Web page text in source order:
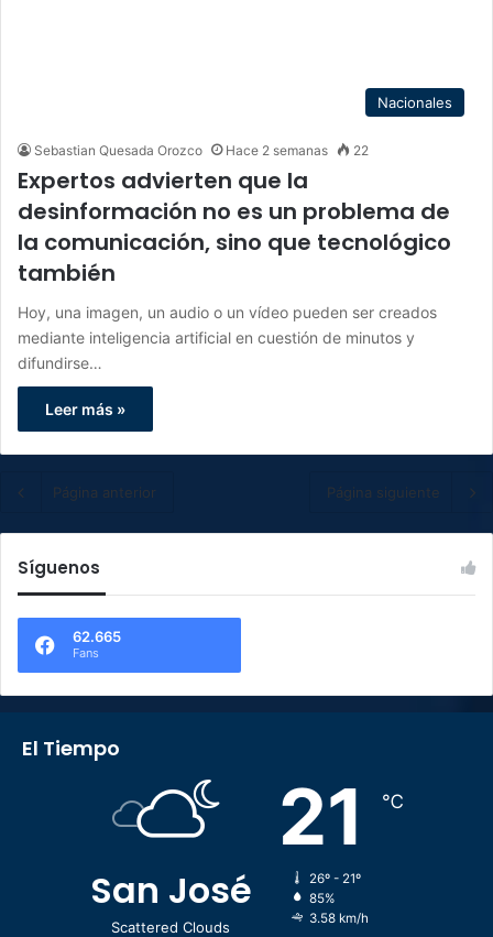
Nacionales
Sebastian Quesada Orozco Hace 2 semanas 22
Expertos advierten que la
desinformación no es un problema de
la comunicación, sino que tecnológico
también
Hoy, una imagen, un audio o un vídeo pueden ser creados
mediante inteligencia artificial en cuestión de minutos y
difundirse…
Leer más »
Página anterior Página siguiente
Síguenos
62.665
Fans
El Tiempo
San José
Scattered Clouds
21 ℃
26º - 21º
85%
3.58 km/h